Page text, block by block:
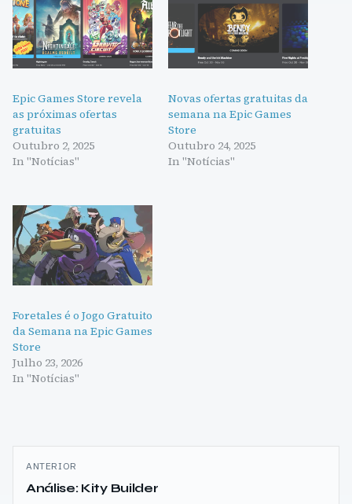
Epic Games Store revela
as próximas ofertas
gratuitas
Outubro 2, 2025
In "Notícias"
Novas ofertas gratuitas da
semana na Epic Games
Store
Outubro 24, 2025
In "Notícias"
Foretales é o Jogo Gratuito
da Semana na Epic Games
Store
Julho 23, 2026
In "Notícias"
Navegação
de
ANTERIOR
Análise: Kity Builder